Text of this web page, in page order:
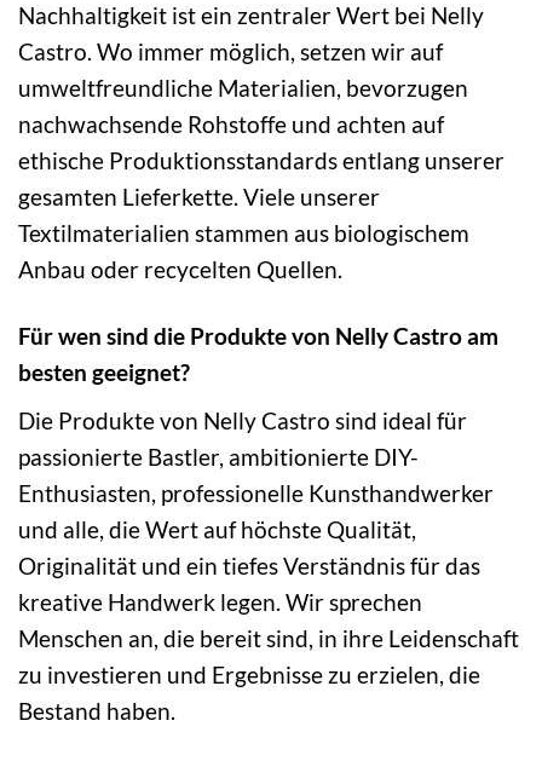
Nachhaltigkeit ist ein zentraler Wert bei Nelly
Castro. Wo immer möglich, setzen wir auf
umweltfreundliche Materialien, bevorzugen
nachwachsende Rohstoffe und achten auf
ethische Produktionsstandards entlang unserer
gesamten Lieferkette. Viele unserer
Textilmaterialien stammen aus biologischem
Anbau oder recycelten Quellen.
Für wen sind die Produkte von Nelly Castro am
besten geeignet?
Die Produkte von Nelly Castro sind ideal für
passionierte Bastler, ambitionierte DIY-
Enthusiasten, professionelle Kunsthandwerker
und alle, die Wert auf höchste Qualität,
Originalität und ein tiefes Verständnis für das
kreative Handwerk legen. Wir sprechen
Menschen an, die bereit sind, in ihre Leidenschaft
zu investieren und Ergebnisse zu erzielen, die
Bestand haben.